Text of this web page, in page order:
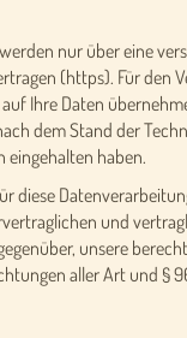
nur über eine
(https). Für den
Ihre Daten
dem Stand der
eingehalten haben.
diese
und
unsere
aller Art und §